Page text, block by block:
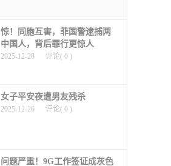
惊！同胞互害，菲国警逮捕两
中国人，背后罪行更惊人
2025-12-28 评论( 0 )
女子平安夜遭男友残杀
2025-12-26 评论( 0 )
问题严重！9G工作签证成灰色